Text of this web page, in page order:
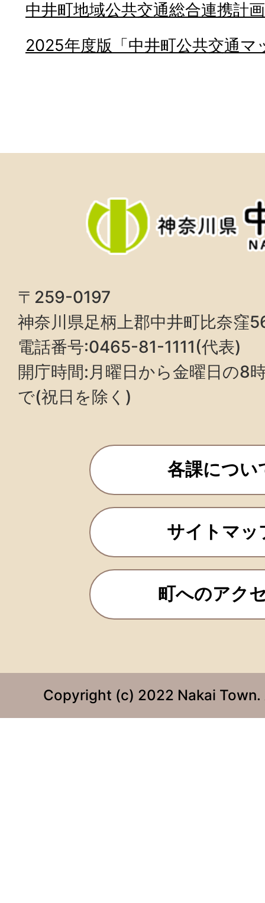
中井町地域公共交通総合連携計画
2025年度版「中井町公共交通マ
〒259-0197
神奈川県足柄上郡中井町比奈窪
電話番号:0465-81-1111(代表)
開庁時間:月曜日から金曜日の8
で(祝日を除く)
各課につい
サイトマッ
町へのアク
Copyright (c) 2022 Nakai Town.